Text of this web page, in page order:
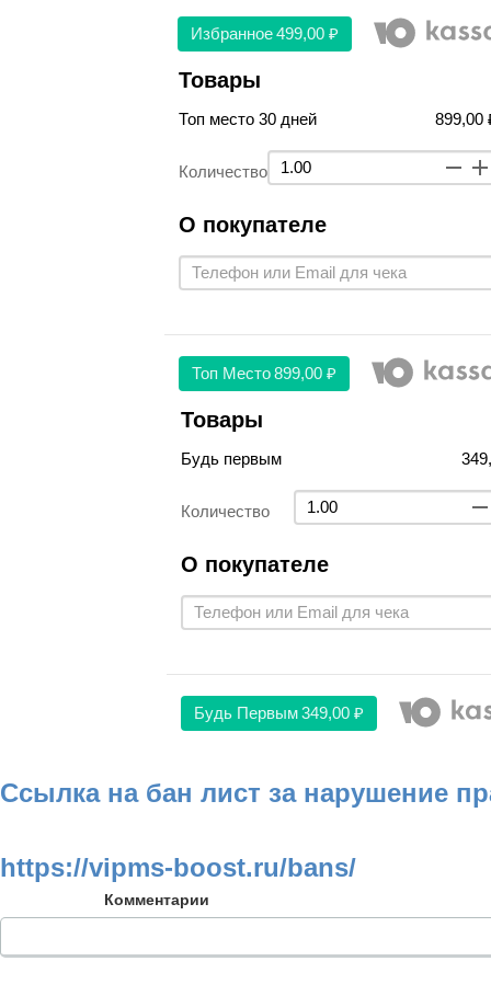
Избранное 499,00 ₽
Товары
Топ место 30 дней 899,00
Количество
О покупателе
Топ Место 899,00 ₽
Товары
Будь первым
Количество
О покупателе
Будь Первым349,00 ₽
Ссылка на бан лист за нарушение
https://vipms-boost.ru/bans/
Комментарии